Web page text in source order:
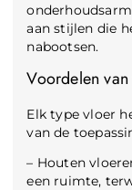
aan stijlen die
nabootsen.
Voordelen
Elk type vloer
van de
– Houten
een ruimte,